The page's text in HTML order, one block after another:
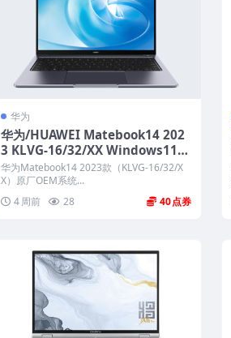
华为
华为/HUAWEI Matebook14 202
3 KLVG-16/32/XX Windows11家
庭版 原厂oem系统
华为Matebook14 2023款（KLVG-16/32/X
X）原厂OEM系统...
4 周前
28 40